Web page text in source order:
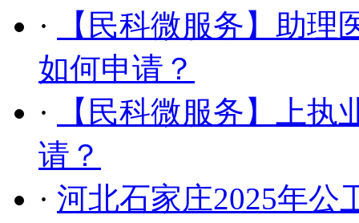
·
【民科微服务】助
如何申请？
·
【民科微服务】上
请？
· 河北石家庄2025年公